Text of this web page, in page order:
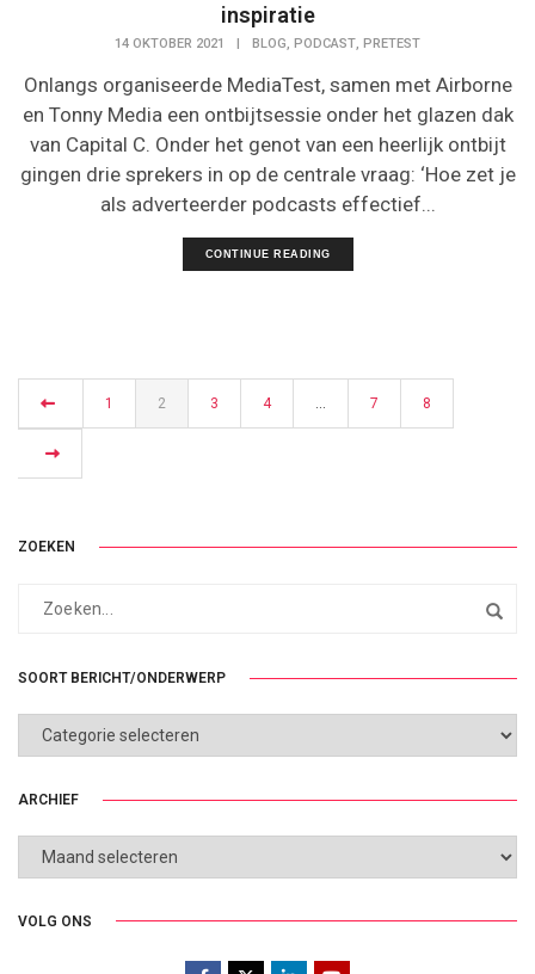
inspiratie
14 OKTOBER 2021 | BLOG PODCAST PRETEST
Onlangs organiseerde MediaTest, samen met Airborne
en Tonny Media een ontbijtsessie onder het glazen dak
van Capital C. Onder het genot van een heerlijk ontbijt
gingen drie sprekers in op de centrale vraag: ‘Hoe zet je
als adverteerder podcasts effectief...
CONTINUE READING
1 2 3 4 7 8
ZOEKEN
SOORT BERICHT/ONDERWERP
SOORT
BERICHT/ONDERWERP
ARCHIEF
ARCHIEF
VOLG ONS